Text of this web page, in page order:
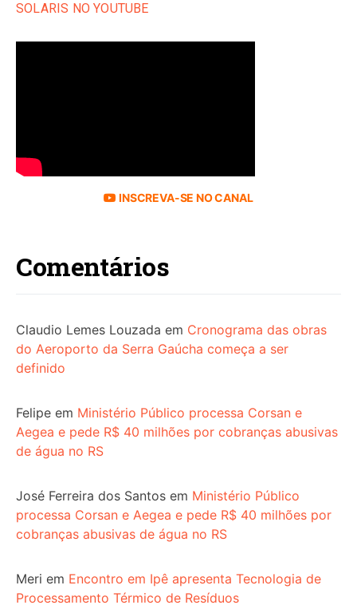
SOLARIS NO YOUTUBE
INSCREVA-SE NO CANAL
Comentários
Claudio Lemes Louzada em Cronograma das obras
do Aeroporto da Serra Gaúcha começa a ser
definido
Felipe em Ministério Público processa Corsan e
Aegea e pede R$ 40 milhões por cobranças abusivas
de água no RS
José Ferreira dos Santos em Ministério Público
processa Corsan e Aegea e pede R$ 40 milhões por
cobranças abusivas de água no RS
Meri em Encontro em Ipê apresenta Tecnologia de
Processamento Térmico de Resíduos